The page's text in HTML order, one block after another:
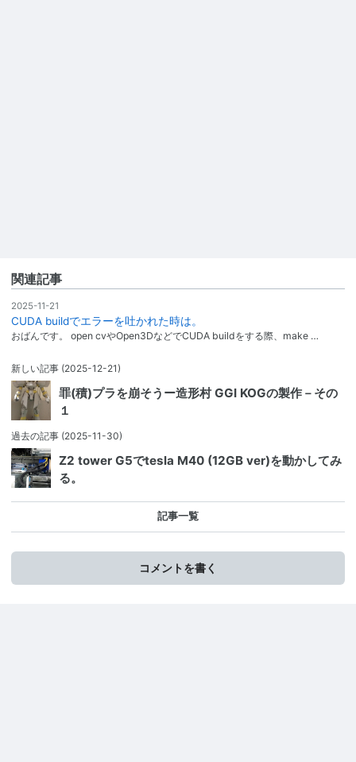
関連記事
2025-11-21
CUDA buildでエラーを吐かれた時は。
おばんです。 open cvやOpen3DなどでCUDA buildをする際、make …
新しい記事 (2025-12-21)
罪(積)プラを崩そうー造形村 GGI KOGの製作－その
１
過去の記事 (2025-11-30)
Z2 tower G5でtesla M40 (12GB ver)を動かしてみ
る。
記事一覧
コメントを書く